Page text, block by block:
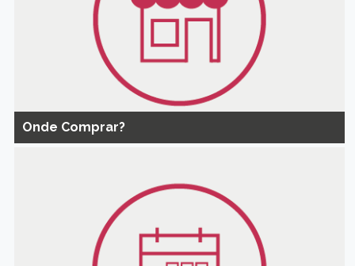
Onde Comprar?